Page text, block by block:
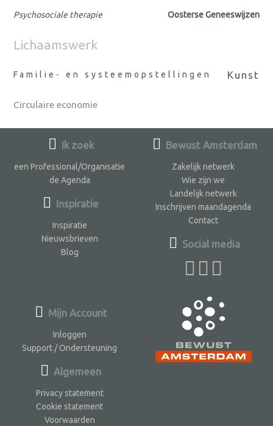
Psychosociale therapie Oosterse Geneeswijzen
Lichaamswerk
Familie- en systeemopstellingen Kunst
Circulaire economie
Ik zoek
een Professional/Organisatie
de Agenda
Inspiratie
Inspiratie
Nieuwsbrieven
Blog
Bewust Amsterdam
Zakelijk netwerk
Wie zijn we
Landelijk netwerk
Inschrijven maandagenda
Contact
Social media
Mijn Account
Inloggen
Support / Ondersteuning
Algemeen
Privacy statement
Cookie statement
Voorwaarden